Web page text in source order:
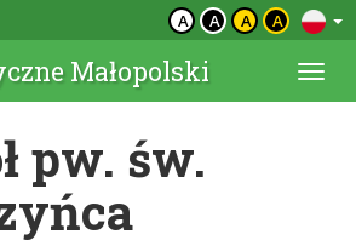
A A A A
Małopolski
pw. św.